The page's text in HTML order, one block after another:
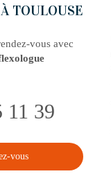
TOULOUSE
vous avec
11 39
vous